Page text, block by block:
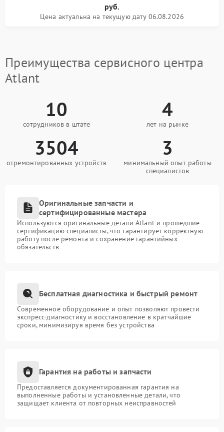
руб.
Цена актуальна на текущую дату 06.08.2026
Преимущества сервисного центра
Atlant
10
сотрудников в штате
4
лет на рынке
3504
отремонтированных устройств
3
минимальный опыт работы
специалистов
Оригинальные запчасти и
сертифицированные мастера
Используются оригинальные детали Atlant и прошедшие
сертификацию специалисты, что гарантирует корректную
работу после ремонта и сохранение гарантийных
обязательств
Бесплатная диагностика и быстрый ремонт
Современное оборудование и опыт позволяют провести
экспресс-диагностику и восстановление в кратчайшие
сроки, минимизируя время без устройства
Гарантия на работы и запчасти
Предоставляется документированная гарантия на
выполненные работы и установленные детали, что
защищает клиента от повторных неисправностей